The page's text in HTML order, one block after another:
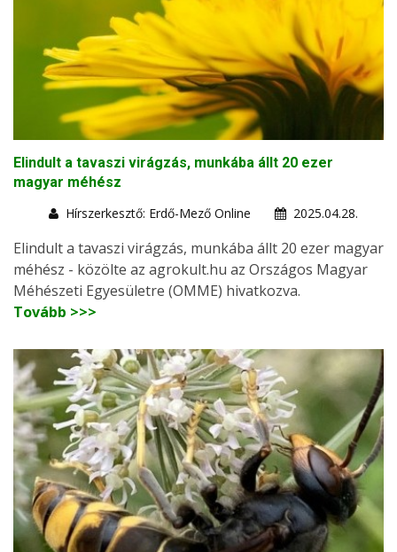
Elindult a tavaszi virágzás, munkába állt 20 ezer
magyar méhész
Hírszerkesztő: Erdő-Mező Online
2025.04.28.
Elindult a tavaszi virágzás, munkába állt 20 ezer magyar
méhész - közölte az agrokult.hu az Országos Magyar
Méhészeti Egyesületre (OMME) hivatkozva.
Tovább >>>